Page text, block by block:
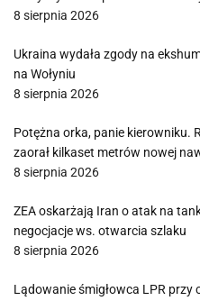
8 sierpnia 2026
Ukraina wydała zgody na
na Wołyniu
8 sierpnia 2026
Potężna orka, panie kierowniku.
zaorał kilkaset metrów nowej
8 sierpnia 2026
ZEA oskarżają Iran o atak na
negocjacje ws. otwarcia szlaku
8 sierpnia 2026
Lądowanie śmigłowca LPR